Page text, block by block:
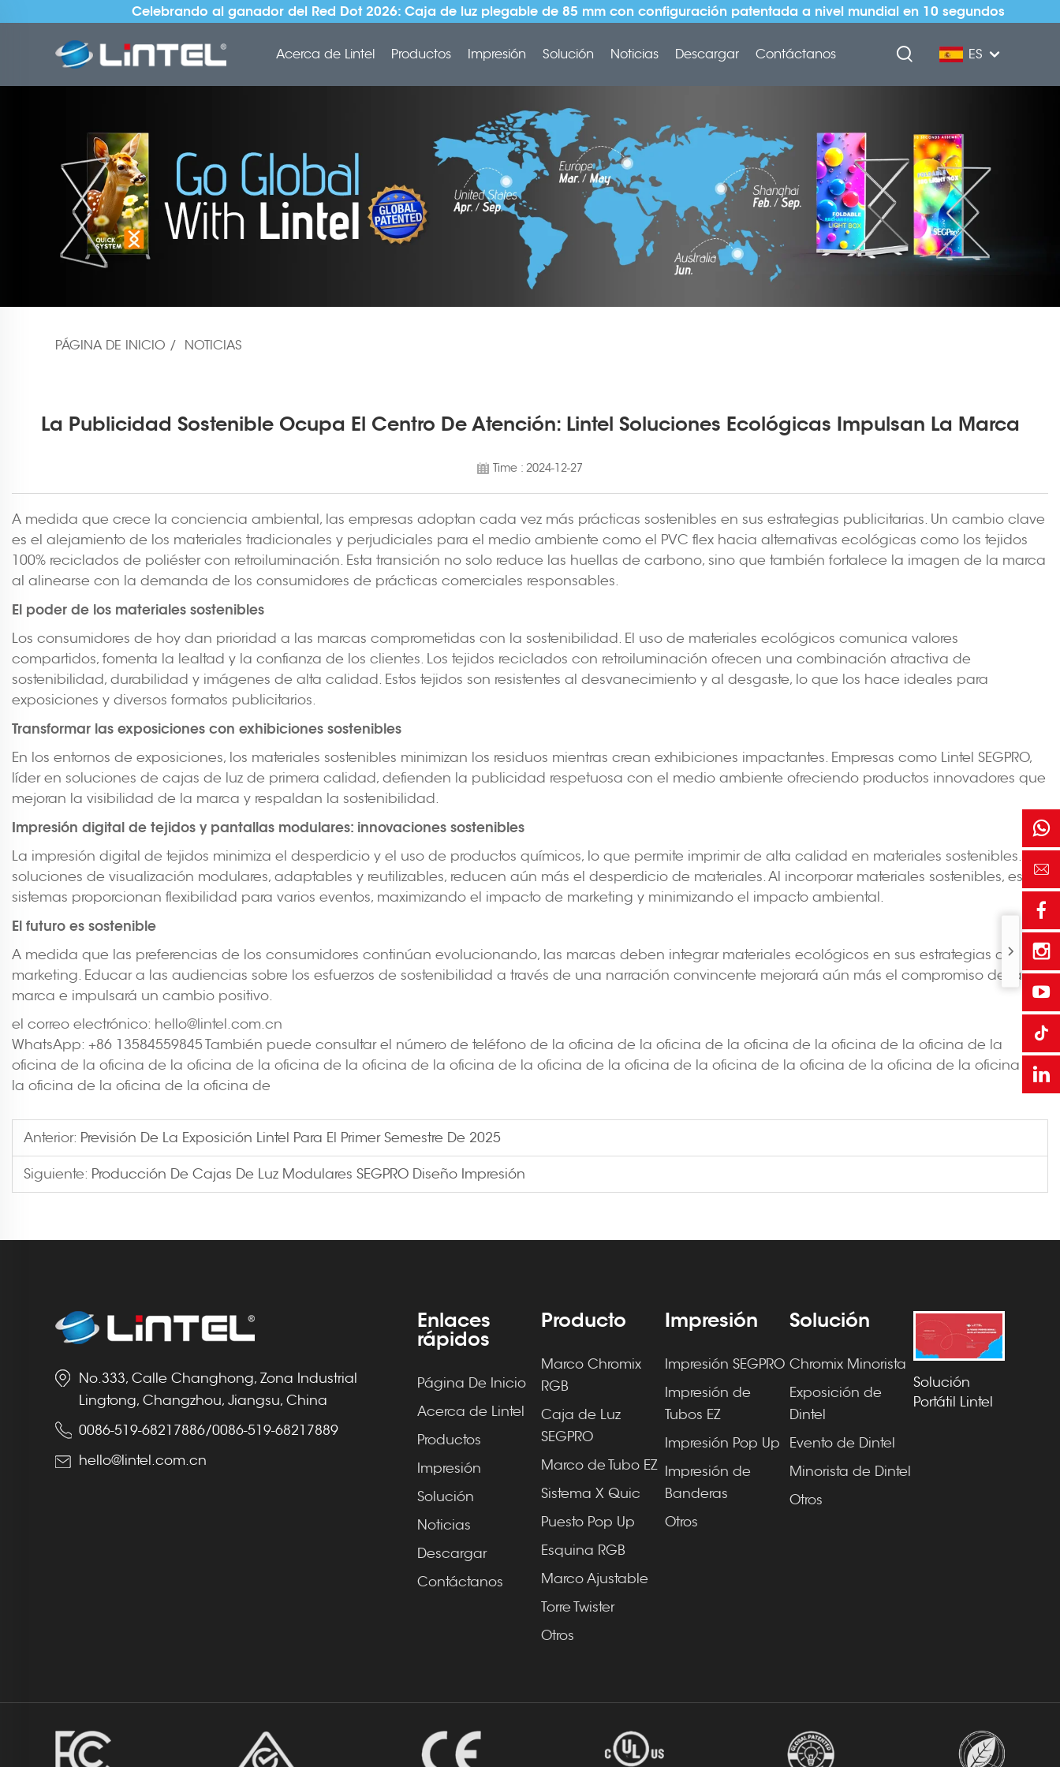
Celebrando al ganador del Red Dot 2026: Caja de luz plegable de 85 mm con configuración patentada a nivel mundial en 10 segundos
Acerca de Lintel Productos Impresión Solución Noticias Descargar Contáctanos ES
PÁGINA DE INICIO / NOTICIAS
La Publicidad Sostenible Ocupa El Centro De Atención: Lintel Soluciones Ecológicas Impulsan La Marca
Time : 2024-12-27
A medida que crece la conciencia ambiental, las empresas adoptan cada vez más prácticas sostenibles en sus estrategias publicitarias. Un cambio clave
es el alejamiento de los materiales tradicionales y perjudiciales para el medio ambiente como el PVC flex hacia alternativas ecológicas como los tejidos
100% reciclados de poliéster con retroiluminación. Esta transición no solo reduce las huellas de carbono, sino que también fortalece la imagen de la marca
al alinearse con la demanda de los consumidores de prácticas comerciales responsables.
El poder de los materiales sostenibles
Los consumidores de hoy dan prioridad a las marcas comprometidas con la sostenibilidad. El uso de materiales ecológicos comunica valores
compartidos, fomenta la lealtad y la confianza de los clientes. Los tejidos reciclados con retroiluminación ofrecen una combinación atractiva de
sostenibilidad, durabilidad y imágenes de alta calidad. Estos tejidos son resistentes al desvanecimiento y al desgaste, lo que los hace ideales para
exposiciones y diversos formatos publicitarios.
Transformar las exposiciones con exhibiciones sostenibles
En los entornos de exposiciones, los materiales sostenibles minimizan los residuos mientras crean exhibiciones impactantes. Empresas como Lintel SEGPRO,
líder en soluciones de cajas de luz de primera calidad, defienden la publicidad respetuosa con el medio ambiente ofreciendo productos innovadores que
mejoran la visibilidad de la marca y respaldan la sostenibilidad.
Impresión digital de tejidos y pantallas modulares: innovaciones sostenibles
La impresión digital de tejidos minimiza el desperdicio y el uso de productos químicos, lo que permite imprimir de alta calidad en materiales sostenibles. Las
soluciones de visualización modulares, adaptables y reutilizables, reducen aún más el desperdicio de materiales. Al incorporar materiales sostenibles, estos
sistemas proporcionan flexibilidad para varios eventos, maximizando el impacto de marketing y minimizando el impacto ambiental.
El futuro es sostenible
A medida que las preferencias de los consumidores continúan evolucionando, las marcas deben integrar materiales ecológicos en sus estrategias de
marketing. Educar a las audiencias sobre los esfuerzos de sostenibilidad a través de una narración convincente mejorará aún más el compromiso de la
marca e impulsará un cambio positivo.
el correo electrónico: hello@lintel.com.cn
WhatsApp: +86 13584559845 También puede consultar el número de teléfono de la oficina de la oficina de la oficina de la oficina de la oficina de la
oficina de la oficina de la oficina de la oficina de la oficina de la oficina de la oficina de la oficina de la oficina de la oficina de la oficina de la oficina de
la oficina de la oficina de la oficina de
Anterior: Previsión De La Exposición Lintel Para El Primer Semestre De 2025
Siguiente: Producción De Cajas De Luz Modulares SEGPRO Diseño Impresión
No.333, Calle Changhong, Zona Industrial
Lingtong, Changzhou, Jiangsu, China
0086-519-68217886/0086-519-68217889
hello@lintel.com.cn
Enlaces
rápidos
Página De Inicio
Acerca de Lintel
Productos
Impresión
Solución
Noticias
Descargar
Contáctanos
Producto
Marco Chromix
RGB
Caja de Luz
SEGPRO
Marco de Tubo EZ
Sistema X Quic
Puesto Pop Up
Esquina RGB
Marco Ajustable
Torre Twister
Otros
Impresión
Impresión SEGPRO
Impresión de
Tubos EZ
Impresión Pop Up
Impresión de
Banderas
Otros
Solución
Chromix Minorista
Exposición de
Dintel
Evento de Dintel
Minorista de Dintel
Otros
Solución
Portátil Lintel